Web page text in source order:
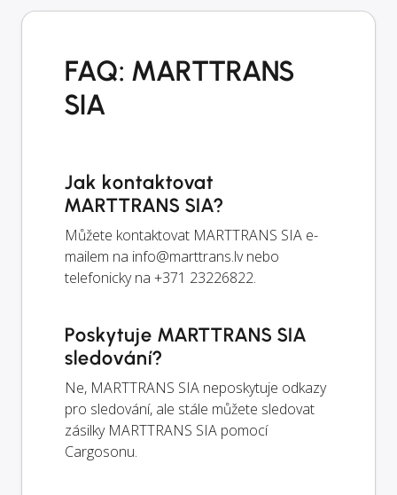
FAQ: MARTTRANS
SIA
Jak kontaktovat
MARTTRANS SIA?
Můžete kontaktovat MARTTRANS SIA e-
mailem na info@marttrans.lvnebo
telefonicky na +371 23226822.
Poskytuje MARTTRANS SIA
sledování?
Ne, MARTTRANS SIA neposkytuje odkazy
pro sledování, ale stále můžete sledovat
zásilky MARTTRANS SIA pomocí
Cargosonu.